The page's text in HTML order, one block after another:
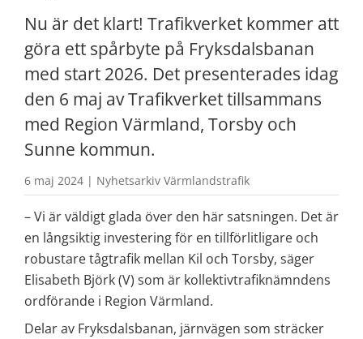
Nu är det klart! Trafikverket kommer att
göra ett spårbyte på Fryksdalsbanan
med start 2026. Det presenterades idag
den 6 maj av Trafikverket tillsammans
med Region Värmland, Torsby och
Sunne kommun.
6 maj 2024 | Nyhetsarkiv Värmlandstrafik
– Vi är väldigt glada över den här satsningen. Det är
en långsiktig investering för en tillförlitligare och
robustare tågtrafik mellan Kil och Torsby, säger
Elisabeth Björk (V) som är kollektivtrafiknämndens
ordförande i Region Värmland.
Delar av Fryksdalsbanan, järnvägen som sträcker